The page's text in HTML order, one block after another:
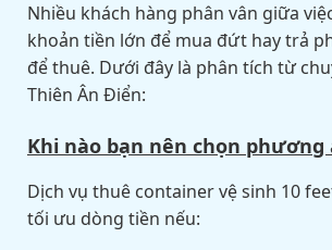
Nhiều khách hàng phân vân giữa
khoản tiền lớn để mua đứt hay trả
để thuê. Dưới đây là phân tích từ
Thiên Ân Điển:
Khi nào bạn nên chọn phương
Dịch vụ thuê container vệ sinh 10
tối ưu dòng tiền nếu: